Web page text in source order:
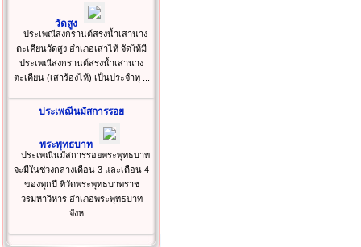
วัดสูง
ประเพณีสงกรานต์สรงน้ำเสานาง
ตะเคียนวัดสูง อำเภอเสาไห้ จัดให้มี
ประเพณีสงกรานต์สรงน้ำเสานาง
ตะเคียน (เสาร้องไห้) เป็นประจำทุ ...
ประเพณีนมัสการรอย
พระพุทธบาท
ประเพณีนมัสการรอยพระพุทธบาท
จะมีในช่วงกลางเดือน 3 และเดือน 4
ของทุกปี ที่วัดพระพุทธบาทราช
วรมหาวิหาร อำเภอพระพุทธบาท
จังห ...